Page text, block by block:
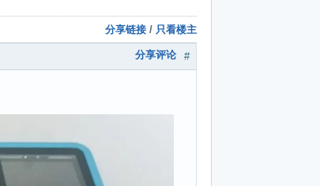
分享链接 / 只看楼主
#
分享评论